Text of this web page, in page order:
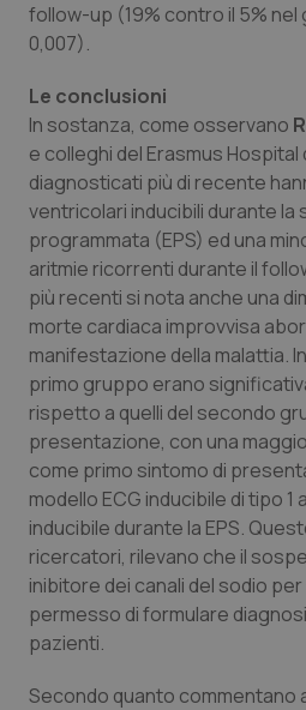
Sicilia
Toscana
Umbria
Valle D’Aosta
Veneto
Neuroscienze &
Obesità
Oftalmologia
Oncodermatologia
Oncoematologia
Oncologia & Nutrizione
Psoriasi & pelle
Quotidiano Cardiologia
Quotidiano Chirurgia
Quotidiano Oncologia
follow-up (19% contro il 5%
0,007).
Le conclusioni
In sostanza, come osservano
e colleghi del Erasmus Hospital
diagnosticati più di recente
ventricolari inducibili durante
programmata (EPS) ed una
aritmie ricorrenti durante il
più recenti si nota anche una
morte cardiaca improvvisa
manifestazione della malattia.
primo gruppo erano
rispetto a quelli del secondo
presentazione, con una
come primo sintomo di
modello ECG inducibile di tipo
inducibile durante la EPS.
ricercatori, rilevano che il
inibitore dei canali del sodio
permesso di formulare
pazienti.
Secondo quanto commentano